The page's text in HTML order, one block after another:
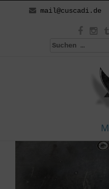
mail@cuscadi.de
Suchen